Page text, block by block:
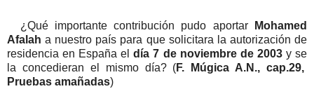
¿Qué importante contribución pudo aportar
Mohamed
Afalah a nuestro país para que solicitara la autorización de
residencia en España eldía 7 de noviembre de 2003 y se
la concedieran el mismo día? (F. Múgica A.N., cap.29,
Pruebas amañadas)